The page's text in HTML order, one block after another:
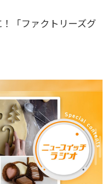
「ファクトリーズグ